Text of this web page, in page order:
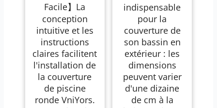
Facile】La
conception
intuitive et les
instructions
claires facilitent
l'installation de
la couverture
de piscine
ronde VniYors.
indispensable
pour la
couverture de
son bassin en
extérieur : les
dimensions
peuvent varier
d'une dizaine
de cm à la